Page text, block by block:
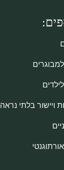
למבוגרים
ויישור בלתי נראה